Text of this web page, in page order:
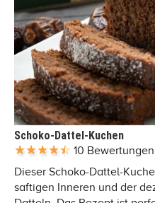
Schoko-Dattel-Kuchen
10 Bewertungen
Dieser Schoko-Dattel-
saftigen Inneren und der